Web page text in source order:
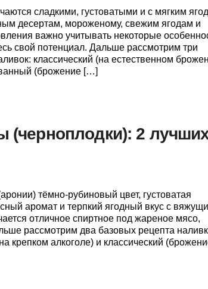
сладкими, густоватыми и с мягким
десертам, мороженому, свежим ягодам и
важно учитывать некоторые
свой потенциал. Дальше рассмотрим три
классический (на естественном
(брожение […]
(черноплодки): 2
тёмно-рубиновый цвет, густоватая
аромат и терпкий ягодный вкус с
отличное спиртное под жареное мясо,
рассмотрим два базовых рецепта
крепком алкоголе) и классический